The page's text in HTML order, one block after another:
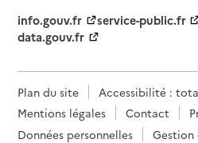
info.gouv.fr
service-public.fr
data.gouv.fr
Plan du site
Accessibilité :
Mentions légales
Contact
Données personnelles
Gestion